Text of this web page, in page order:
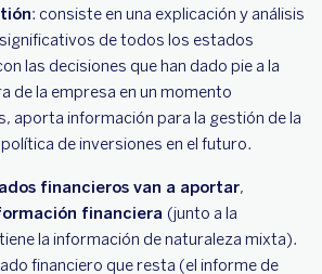
: consiste en una explicación y análisis
de todos los estados
las decisiones que han dado pie a la
de la empresa en un momento
aporta información para la gestión de la
de inversiones en el futuro.
financieros van a aportar,
financiera (junto a la
la información de naturaleza mixta).
financiero que resta (el informe de